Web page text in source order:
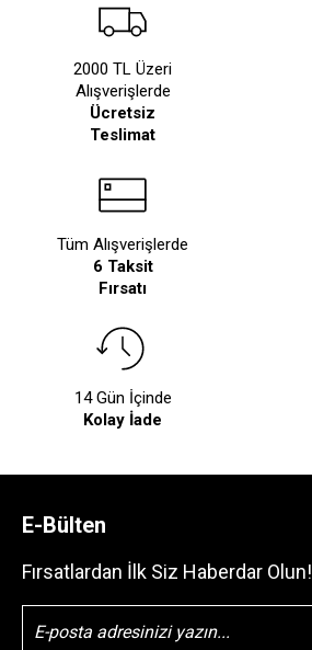
2000 TL Üzeri
Alışverişlerde
Ücretsiz
Teslimat
Tüm Alışverişlerde
6 Taksit
Fırsatı
14 Gün İçinde
Kolay İade
E-Bülten
Fırsatlardan İlk Siz Haberdar Olun!